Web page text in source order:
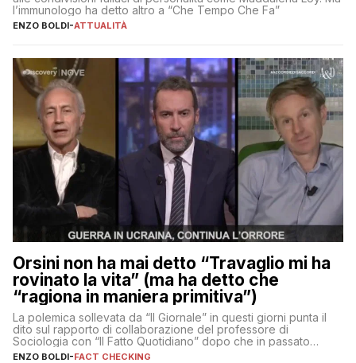
l’immunologo ha detto altro a “Che Tempo Che Fa”
ENZO BOLDI-ATTUALITÀ
Orsini non ha mai detto “Travaglio mi ha
rovinato la vita” (ma ha detto che
“ragiona in maniera primitiva”)
La polemica sollevata da “Il Giornale” in questi giorni punta il
dito sul rapporto di collaborazione del professore di
Sociologia con “Il Fatto Quotidiano” dopo che in passato
erano volati stracci
ENZO BOLDI-FACT CHECKING